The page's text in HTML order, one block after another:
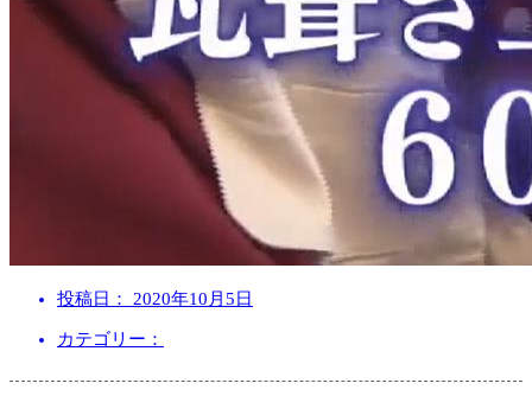
投稿日： 2020年10月5日
カテゴリー：